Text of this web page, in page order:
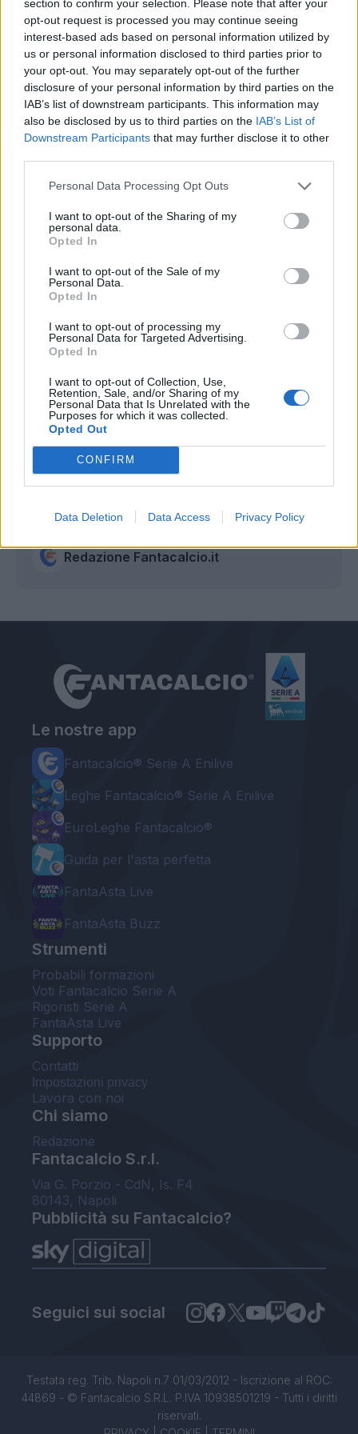
section to confirm your selection. Please note that after your
opt-out request is processed you may continue seeing
interest-based ads based on personal information utilized by
us or personal information disclosed to third parties prior to
your opt-out. You may separately opt-out of the further
disclosure of your personal information by third parties on the
IAB’s list of downstream participants. This information may
also be disclosed by us to third parties on the IAB’s List of
Downstream Participants that may further disclose it to other
Personal Data Processing Opt Outs
I want to opt-out of the Sharing of my
personal data.
Opted In
I want to opt-out of the Sale of my
Personal Data.
Opted In
I want to opt-out of processing my
Personal Data for Targeted Advertising.
Opted In
I want to opt-out of Collection, Use,
Retention, Sale, and/or Sharing of my
Personal Data that Is Unrelated with the
Purposes for which it was collected.
Opted Out
CONFIRM
Data Deletion Data Access Privacy Policy
posso fare più ruoli: l'importante è giocare e fare
bene. Devo ripartire dalla Roma, ho tante cose
da fare ancora, Spalletti mi sta parlando e
aiutando molto in questi primi giorni".
SCUDETTO -"La Roma è sempre stata una
squadra tosta, difficile da affrontare. Possiamo
fare bene in campionato, abbiamo una grande
squadra, possiamo arrivare lontano".
DIFFERENZE CON L'INTER-"Qua si gioca molto
di prima, si nota la differenza dal punto di vista
dell'intensità. L'Inter è il passato, non posso
devo ripartire dalla Roma ascoltando Spalletti che
ogni giorno mi parla e mi chiede come sto. Ho
ancora tanto da fare. Diciamo che, più per il
ruolo, ho sofferto perché è difficile giocare a 'San
questo in futuro mi aiuterà tantissimo. Ora devo
fare il salto di qualità perché ho 25 anni, credo di
avere ancora una strada lunga da fare. Aldair? E'
stato una bandiera della Roma, speriamo di fare
Autore
Redazione Fantacalcio.it
Le nostre app
Fantacalcio® Serie A Enilive
Leghe Fantacalcio® Serie A Enilive
EuroLeghe Fantacalcio®
Guida per l'asta perfetta
FantaAsta Live
FantaAsta Buzz
Strumenti
Probabili formazioni
Voti Fantacalcio Serie A
Rigoristi Serie A
FantaAsta Live
Supporto
Contatti
Impostazioni privacy
Lavora con noi
Chi siamo
Redazione
Fantacalcio S.r.l.
Via G. Porzio - CdN, Is. F4
80143, Napoli
Pubblicità su Fantacalcio?
Seguici sui social
Testata reg. Trib. Napoli n.7 01/03/2012 - Iscrizione al ROC:
44869 - © Fantacalcio S.R.L. P.IVA 10938501219 - Tutti i diritti
riservati.